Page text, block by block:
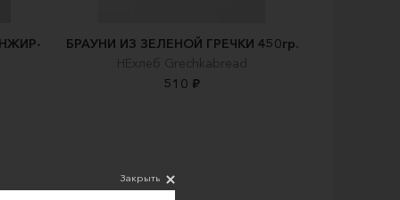
БРАУНИ ИЗ ЗЕЛЕНОЙ ГРЕЧКИ 450гр.
НЕхлеб Grechkabread
510 ₽
Закрыть